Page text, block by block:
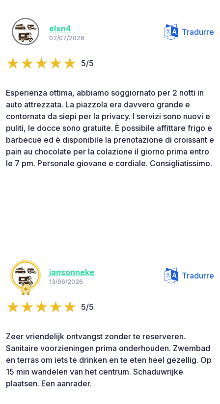
elxn4
02/07/2026
Tradurre
5/5
Esperienza ottima, abbiamo soggiornato per 2 notti in
auto attrezzata. La piazzola era davvero grande e
contornata da siepi per la privacy. I servizi sono nuovi e
puliti, le docce sono gratuite. È possibile affittare frigo e
barbecue ed è disponibile la prenotazione di croissant e
pain au chocolate per la colazione il giorno prima entro
le 7 pm. Personale giovane e cordiale. Consigliatissimo.
jansonneke
13/06/2026
Tradurre
5/5
Zeer vriendelijk ontvangst zonder te reserveren.
Sanitaire voorzieningen prima onderhouden. Zwembad
en terras om iets te drinken en te eten heel gezellig. Op
15 min wandelen van het centrum. Schaduwrijke
plaatsen. Een aanrader.